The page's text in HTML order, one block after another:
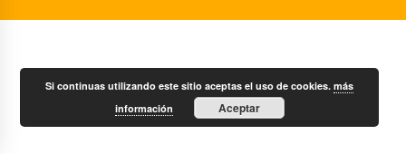
Si continuas utilizando este sitio aceptas el uso de cookies.más
información
Aceptar